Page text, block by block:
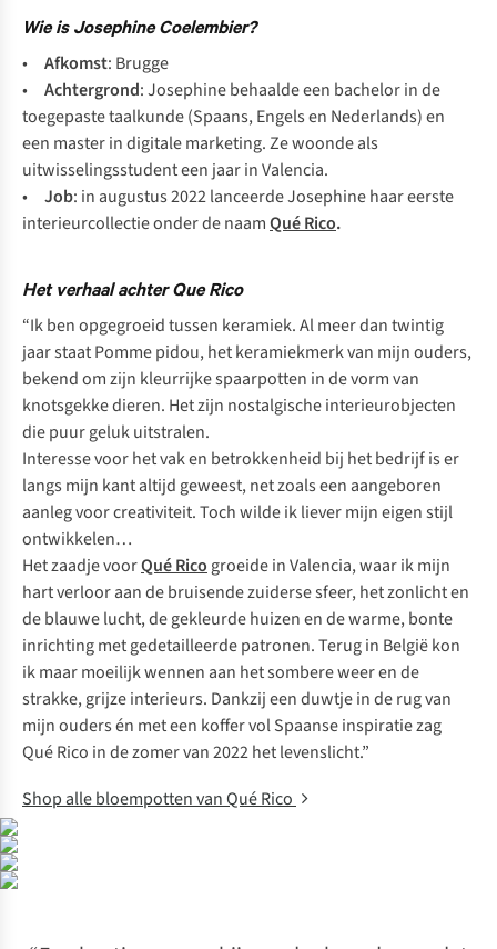
Wie is Josephine Coelembier?
• Afkomst: Brugge
• Achtergrond: Josephine behaalde een bachelor in de
toegepaste taalkunde (Spaans, Engels en Nederlands) en
een master in digitale marketing. Ze woonde als
uitwisselingsstudent een jaar in Valencia.
• Job: in augustus 2022 lanceerde Josephine haar eerste
interieurcollectie onder de naamQué Rico.
Het verhaal achter Que Rico
“Ik ben opgegroeid tussen keramiek. Al meer dan twintig
jaar staat Pomme pidou, het keramiekmerk van mijn ouders,
bekend om zijn kleurrijke spaarpotten in de vorm van
knotsgekke dieren. Het zijn nostalgische interieurobjecten
die puur geluk uitstralen.
Interesse voor het vak en betrokkenheid bij het bedrijf is er
langs mijn kant altijd geweest, net zoals een aangeboren
aanleg voor creativiteit. Toch wilde ik liever mijn eigen stijl
ontwikkelen…
Het zaadje voorQué Rico groeide in Valencia, waar ik mijn
hart verloor aan de bruisende zuiderse sfeer, het zonlicht en
de blauwe lucht, de gekleurde huizen en de warme, bonte
inrichting met gedetailleerde patronen. Terug in België kon
ik maar moeilijk wennen aan het sombere weer en de
strakke, grijze interieurs. Dankzij een duwtje in de rug van
mijn ouders én met een koffer vol Spaanse inspiratie zag
Qué Rico in de zomer van 2022 het levenslicht.”
Shop alle bloempotten van Qué Rico